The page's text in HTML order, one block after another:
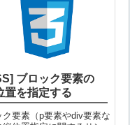
指定してある...
ブロック要素の
置を指定する
ク要素（p要素やdiv要素な